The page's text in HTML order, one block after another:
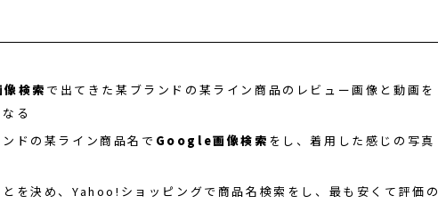
検索 で出てきた某ブランドの某ライン商品のレビュー画像と動画を
る
ドの某ライン商品名で Google画像検索 をし、着用した感じの写真
を決め、Yahoo!ショッピングで商品名検索をし、最も安くて評価の